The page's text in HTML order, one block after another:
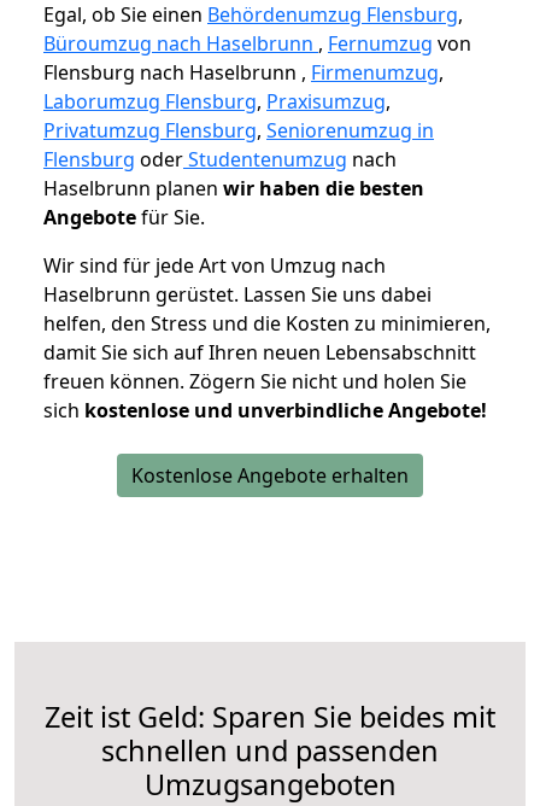
Egal, ob Sie einen Behördenumzug Flensburg,
Büroumzug nach Haselbrunn , Fernumzug von
Flensburg nach Haselbrunn , Firmenumzug,
Laborumzug Flensburg, Praxisumzug,
Privatumzug Flensburg, Seniorenumzug in
Flensburg oderStudentenumzug nach
Haselbrunn planen wir haben die besten
Angebotefür Sie.
Wir sind für jede Art von Umzug nach
Haselbrunn gerüstet. Lassen Sie uns dabei
helfen, den Stress und die Kosten zu minimieren,
damit Sie sich auf Ihren neuen Lebensabschnitt
freuen können. Zögern Sie nicht und holen Sie
sich kostenlose und unverbindliche Angebote!
Kostenlose Angebote erhalten
Zeit ist Geld: Sparen Sie beides mit
schnellen und passenden
Umzugsangeboten